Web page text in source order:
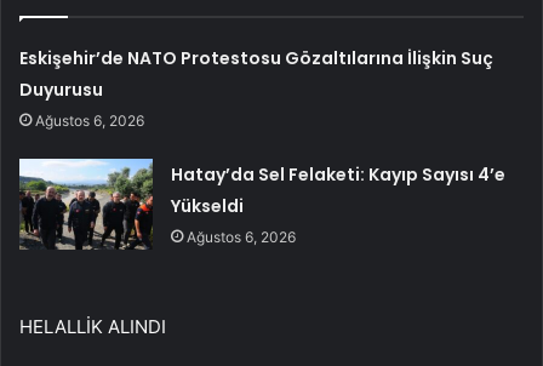
Eskişehir’de NATO Protestosu Gözaltılarına İlişkin Suç
Duyurusu
Ağustos 6, 2026
Hatay’da Sel Felaketi: Kayıp Sayısı 4’e
Yükseldi
Ağustos 6, 2026
HELALLİK ALINDI